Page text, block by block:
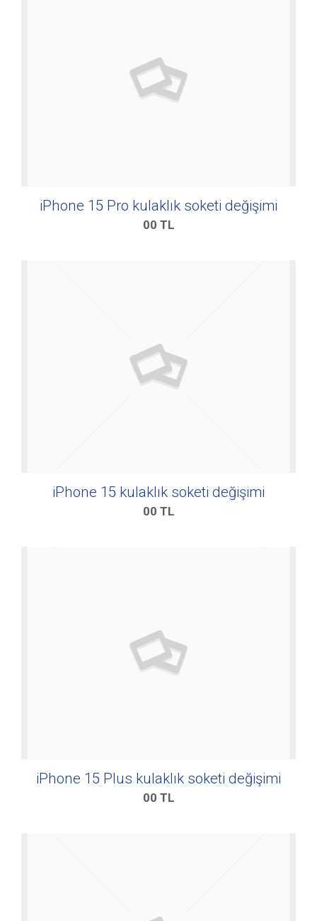
iPhone 15 Pro kulaklık soketi değişimi
00 TL
iPhone 15 kulaklık soketi değişimi
00 TL
iPhone 15 Plus kulaklık soketi değişimi
00 TL